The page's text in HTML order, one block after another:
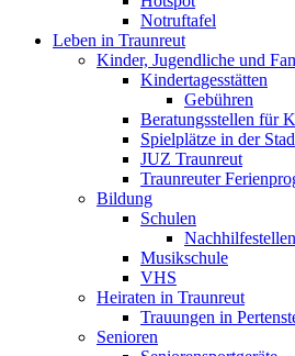
Notruftafel
Leben in Traunreut
Kinder, Jugendliche und
Kindertagesstätten
Gebühren
Beratungsstellen für
Spielplätze in der
JUZ Traunreut
Traunreuter
Bildung
Schulen
Nachhilfestellen
Musikschule
VHS
Heiraten in Traunreut
Trauungen in
Senioren